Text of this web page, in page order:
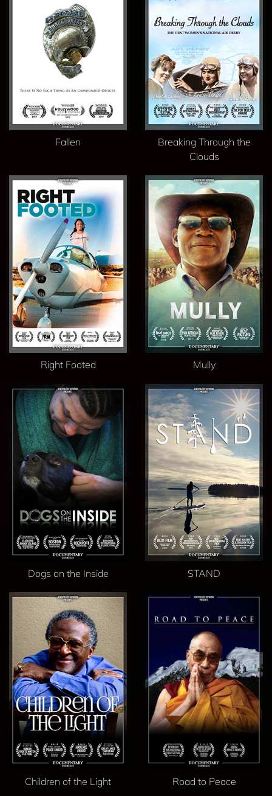
Fallen
Breaking Through the
Clouds
Right Footed Mully
Dogs on the Inside STAND
Children of the Light Road to Peace